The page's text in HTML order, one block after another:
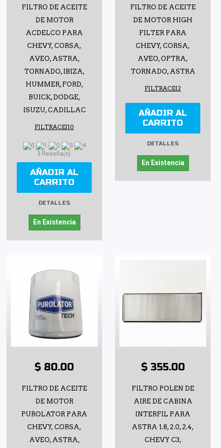
FILTRO DE ACEITE
DE MOTOR
ACDELCO PARA
CHEVY, CORSA,
AVEO, ASTRA,
TORNADO, IBIZA,
HUMMER, FORD,
BUICK, DODGE,
ISUZU, CADILLAC
FILTRACEI10
3 Reseña(s)
AÑADIR AL
CARRITO
DETALLES
En Existencia
FILTRO DE ACEITE
DE MOTOR HIGH
FILTER PARA
CHEVY, CORSA,
AVEO, OPTRA,
TORNADO, ASTRA
FILTRACEI2
AÑADIR AL
CARRITO
DETALLES
En Existencia
$ 80.00
FILTRO DE ACEITE
DE MOTOR
PUROLATOR PARA
CHEVY, CORSA,
AVEO, ASTRA,
$ 355.00
FILTRO POLEN DE
AIRE DE CABINA
INTERFIL PARA
ASTRA 1.8, 2.0, 2.4,
CHEVY C3,